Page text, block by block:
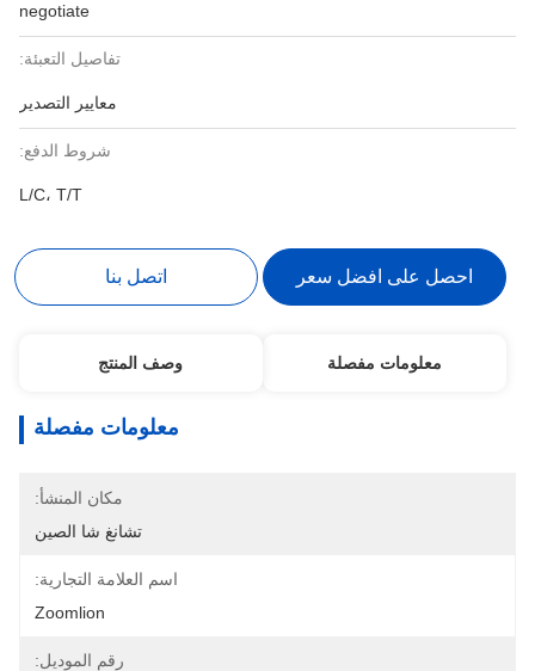
negotiate
تفاصيل التعبئة:
معايير التصدير
شروط الدفع:
L/C، T/T
احصل على افضل سعر اتصل بنا
معلومات مفصلة وصف المنتج
معلومات مفصلة
مكان المنشأ:
تشانغ شا الصين
اسم العلامة التجارية:
Zoomlion
رقم الموديل: